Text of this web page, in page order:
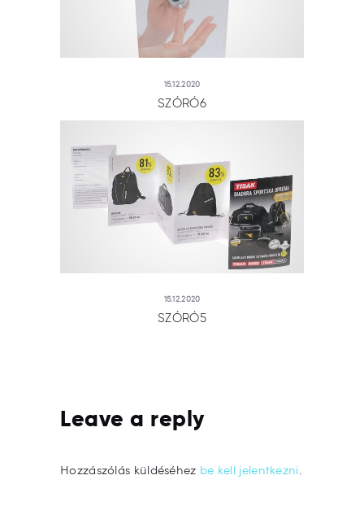
15.12.2020
SZÓRÓ6
15.12.2020
SZÓRÓ5
Leave a reply
Hozzászólás küldéséhez be kell jelentkezni.